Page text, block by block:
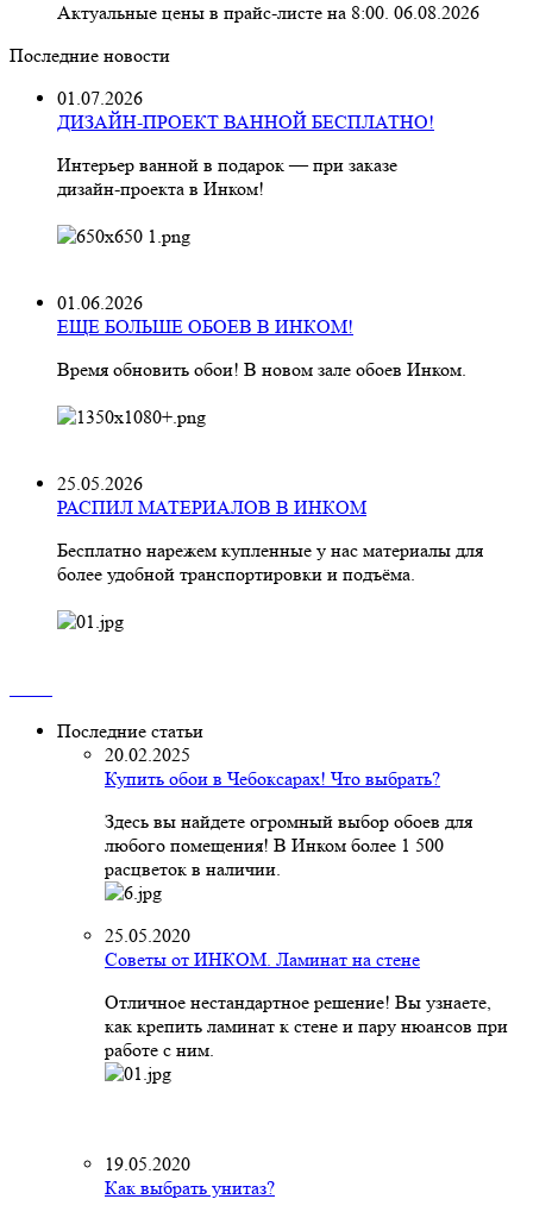
Актуальные цены в прайс-листе на 8:00. 06.08.2026
Последние новости
01.07.2026
ДИЗАЙН-ПРОЕКТ ВАННОЙ БЕСПЛАТНО!
Интерьер ванной в подарок — при заказе
дизайн‑проекта в Инком!
01.06.2026
ЕЩЕ БОЛЬШЕ ОБОЕВ В ИНКОМ!
Время обновить обои! В новом зале обоев Инком.
25.05.2026
РАСПИЛ МАТЕРИАЛОВ В ИНКОМ
Бесплатно нарежем купленные у нас материалы для
более удобной транспортировки и подъёма.
Последние статьи
20.02.2025
Купить обои в Чебоксарах! Что выбрать?
Здесь вы найдете огромный выбор обоев для
любого помещения! В Инком более 1 500
расцветок в наличии.
25.05.2020
Советы от ИНКОМ. Ламинат на стене
Отличное нестандартное решение! Вы узнаете,
как крепить ламинат к стене и пару нюансов при
работе с ним.
19.05.2020
Как выбрать унитаз?